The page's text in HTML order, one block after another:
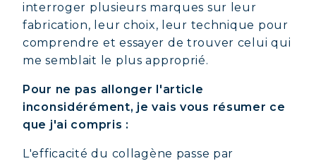
interroger plusieurs marques sur leur
fabrication, leur choix, leur technique pour
comprendre et essayer de trouver celui qui
me semblait le plus approprié.
Pour ne pas allonger l'article
inconsidérément, je vais vous résumer ce
que j'ai compris :
L'efficacité du collagène passe par